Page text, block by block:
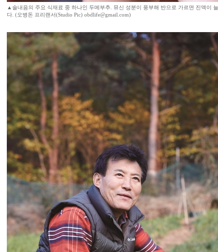
▲솔내음의 주요 식재료 중 하나인 두메부추. 뮤신 성분이 풍부해 반으로 가르면 진액이
다. (오병돈 프리랜서(Studio Pic) obdlife@gmail.com)